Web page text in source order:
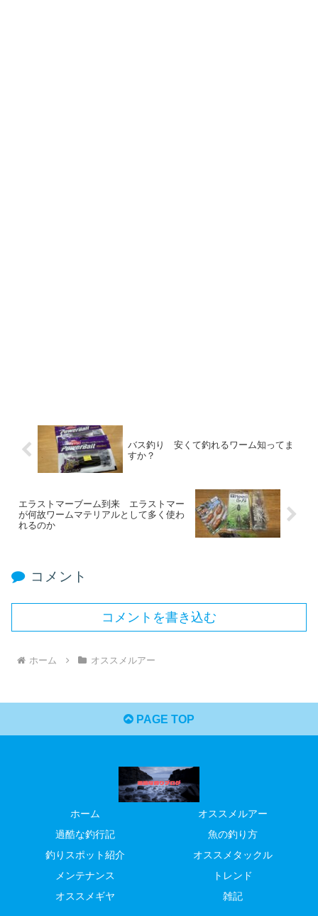
バス釣り 安くて釣れるワーム知ってま
すか？
エラストマーブーム到来 エラストマー
が何故ワームマテリアルとして多く使わ
れるのか
コメント
コメントを書き込む
ホーム オススメルアー
PAGE TOP
ホーム
オススメルアー
過酷な釣行記
魚の釣り方
釣りスポット紹介
オススメタックル
メンテナンス
トレンド
オススメギヤ
雑記